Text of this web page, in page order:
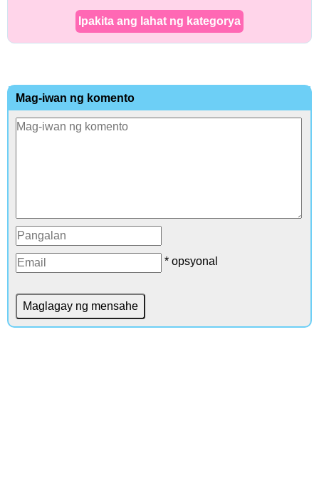
Ipakita ang lahat ng kategorya
Mag-iwan ng komento
* opsyonal